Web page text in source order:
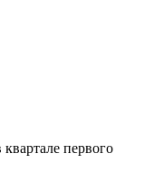
первого